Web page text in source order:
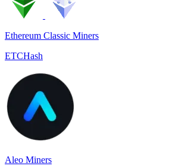
Ethereum Classic Miners
ETCHash
Aleo Miners